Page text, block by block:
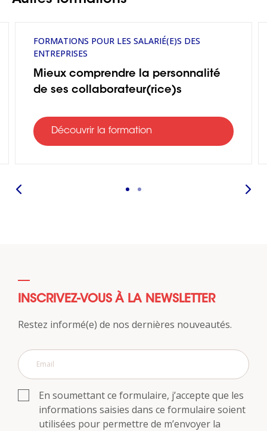
FORMATIONS POUR LES SALARIÉ(E)S DES
ENTREPRISES
Mieux comprendre la personnalité
de ses collaborateur(rice)s
Découvrir la formation
INSCRIVEZ-VOUS À LA NEWSLETTER
Restez informé(e) de nos dernières nouveautés.
En soumettant ce formulaire, j’accepte que les
informations saisies dans ce formulaire soient
utilisées pour permettre de m’envoyer la